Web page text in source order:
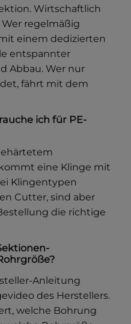
Wirtschaftlich
regelmäßig
einem dedizierten
entspannter
Abbau. Wer nur
fährt mit dem
ich für PE-
eine Klinge mit
Klingentypen
Cutter, sind aber
die richtige
Anleitung
des Herstellers.
welche Bohrung